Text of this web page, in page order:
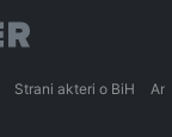
Strani akteri o BiH